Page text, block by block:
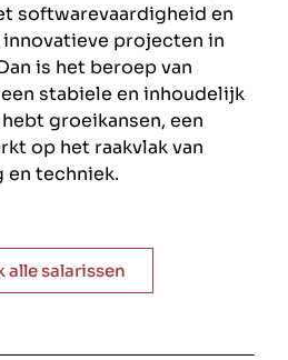
softwarevaardigheid en
projecten in
is het beroep van
stabiele en inhoudelijk
groeikansen, een
op het raakvlak van
techniek.
alle salarissen